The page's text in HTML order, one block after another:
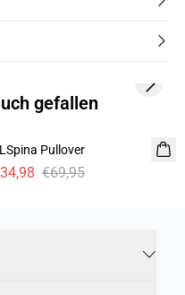
gefallen
-50%
Pullover
€69,95
Next